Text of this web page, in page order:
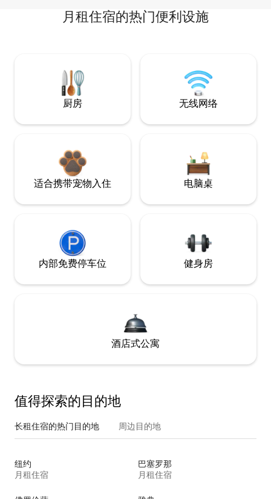
月租住宿的热门便利设施
厨房 无线网络
适合携带宠物入住 电脑桌
内部免费停车位 健身房
酒店式公寓
值得探索的目的地
长租住宿的热门目的地 周边目的地
纽约
月租住宿
巴塞罗那
月租住宿